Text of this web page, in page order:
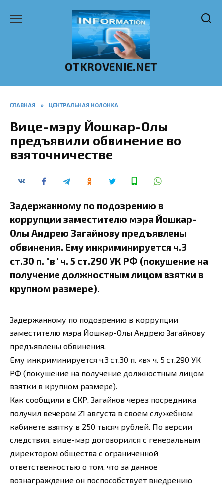
OTKROVENIE.NET
ГЛАВНАЯ » ЦЕНТРАЛЬНАЯ КОЛОНКА
Вице-мэру Йошкар-Олы
предъявили обвинение во
взяточничестве
Задержанному по подозрению в
коррупции заместителю мэра Йошкар-
Олы Андрею Загайнову предъявлены
обвинения. Ему инкриминируется ч.3
ст.30 п. "в" ч. 5 ст.290 УК РФ (покушение на
получение должностным лицом взятки в
крупном размере).
Задержанному по подозрению в коррупции
заместителю мэра Йошкар-Олы Андрею Загайнову
предъявлены обвинения.
Ему инкриминируется ч.3 ст.30 п. «в» ч. 5 ст.290 УК
РФ (покушение на получение должностным лицом
взятки в крупном размере).
Как сообщили в СКР, Загайнов через посредника
получил вечером 21 августа в своем служебном
кабинете взятку в 250 тысяч рублей. По версии
следствия, вице-мэр договорился с генеральным
директором общества с ограниченной
ответственностью о том, что за данное
вознаграждение он поспособствует внедрению